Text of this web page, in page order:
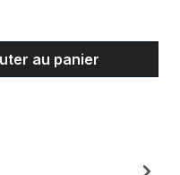
la
au panier